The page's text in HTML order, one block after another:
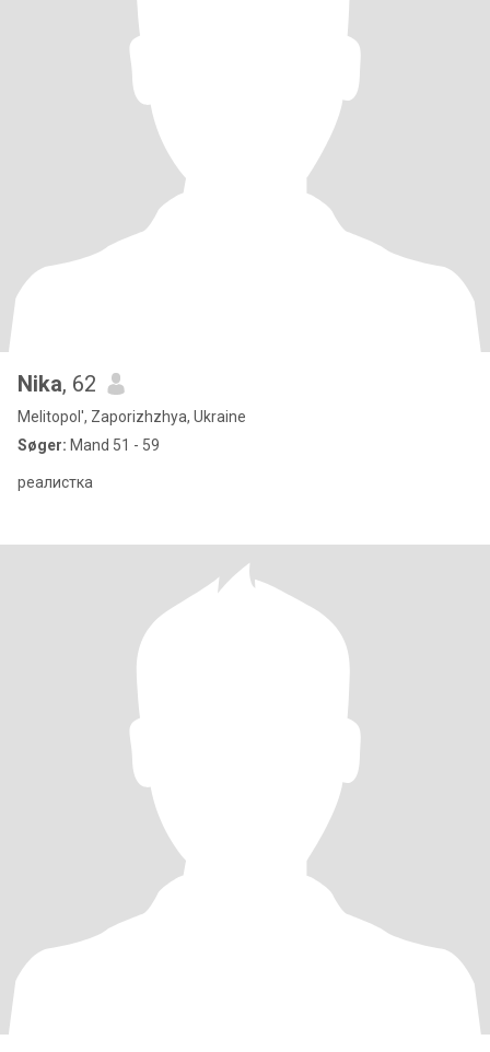
Nika, 62
Melitopol', Zaporizhzhya, Ukraine
Søger: Mand 51 - 59
реалистка